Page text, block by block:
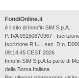
FondiOnline.it
è il sito di Innofin SIM S.p.A.
P. IVA 09150670967 -
Iscrizione R.U.I. sez. D n.
09:14:45 CEST 2026
Innofin SIM S.p.A fa parte di
della Borsa Italiana